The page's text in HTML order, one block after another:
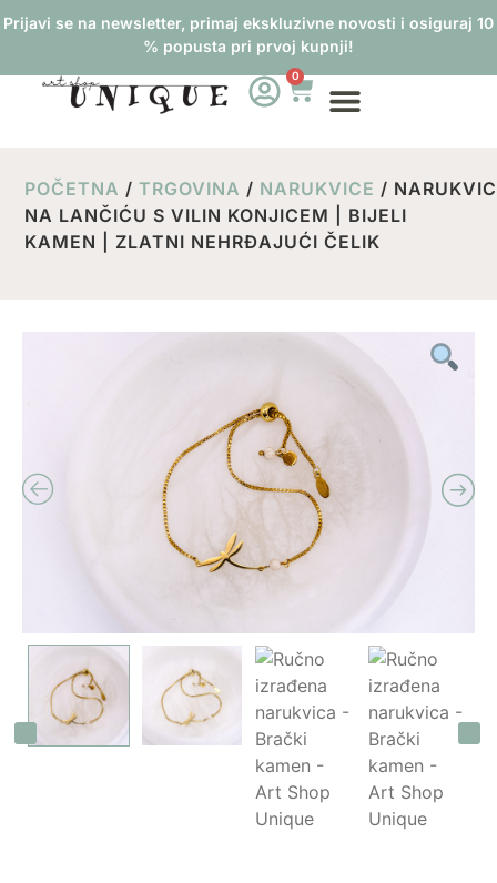
Prijavi se na newsletter, primaj ekskluzivne novosti i osiguraj 10
% popusta pri prvoj kupnji!
0
POČETNA /TRGOVINA / NARUKVICE /
NA LANČIĆU S VILIN KONJICEM | BIJELI
KAMEN | ZLATNI NEHRĐAJUĆI ČELIK